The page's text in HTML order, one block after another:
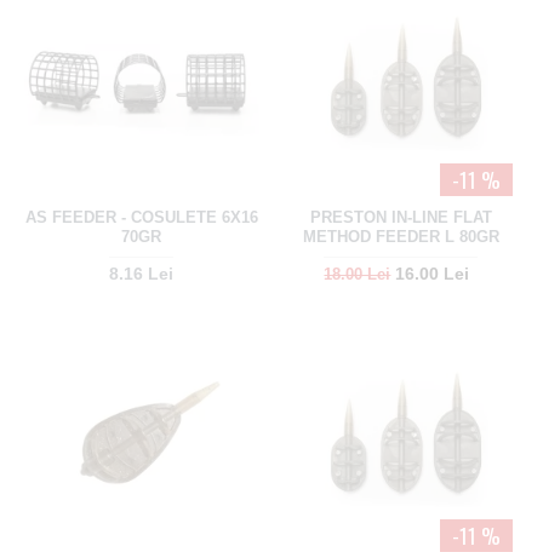
AS FEEDER - COSULETE 6X16
70GR
8.16 Lei
-11 %
PRESTON IN-LINE FLAT
METHOD FEEDER L 80GR
18.00 Lei 16.00 Lei
-11 %